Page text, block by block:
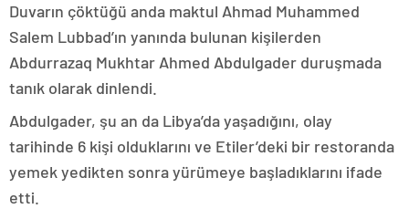
Duvarın çöktüğü anda maktul Ahmad Muhammed
Salem Lubbad’ın yanında bulunan kişilerden
Abdurrazaq Mukhtar Ahmed Abdulgader duruşmada
tanık olarak dinlendi.
Abdulgader, şu an da Libya’da yaşadığını, olay
tarihinde 6 kişi olduklarını ve Etiler’deki bir restoranda
yemek yedikten sonra yürümeye başladıklarını ifade
etti.